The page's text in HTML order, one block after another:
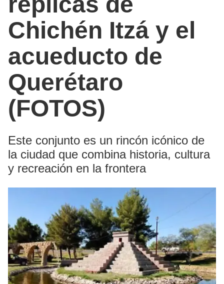
Chichén Itzá y el
acueducto de
Querétaro
(FOTOS)
Este conjunto es un rincón icónico de
la ciudad que combina historia, cultura
y recreación en la frontera